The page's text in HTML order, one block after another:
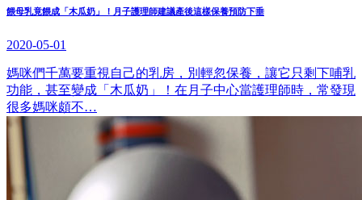
餵母乳竟餵成「木瓜奶」！月子護理師建議產後這樣保養預防下垂
2020-05-01
媽咪們千萬要重視自己的乳房，別輕忽保養，讓它只剩下哺乳
功能，甚至變成「木瓜奶」！在月子中心當護理師時，常發現
很多媽咪頗不…